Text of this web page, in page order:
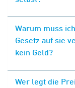
Warum muss
Gesetz auf sie
kein Geld?
Wer legt die